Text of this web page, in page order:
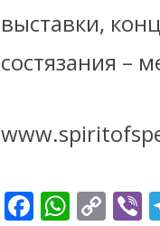
выставки,
состязания –
F W C